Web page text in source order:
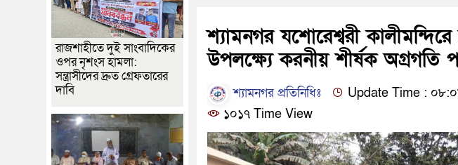
শ্যামনগর যশোরেশ্বরী
উপলক্ষ্যে করনীয় শীর্ষক অগ্রগতি
শ্যামনগর প্রতিনিধিঃ
Update Time :
১০১৭ Time View
রাজশাহীতে দুই সাংবাদিকের
ওপর নৃশংস হামলা:
সন্ত্রাসীদের দ্রুত গ্রেফতারের
দাবি